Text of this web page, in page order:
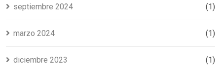
septiembre 2024 (1)
marzo 2024 (1)
diciembre 2023 (1)